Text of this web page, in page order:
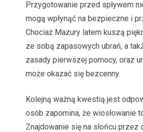
Przygotowanie przed spływem
mogą wpłynąć na bezpieczne i
Chociaż Mazury latem kuszą
ze sobą zapasowych ubrań, a
zasady pierwszej pomocy, oraz
może okazać się bezcenny.
Kolejną ważną kwestią jest
osób zapomina, że wiosłowanie
Znajdowanie się na słońcu